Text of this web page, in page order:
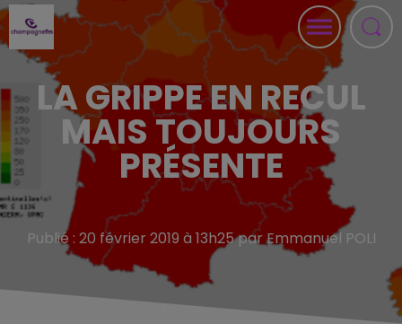
LA GRIPPE EN RECUL
MAIS TOUJOURS
PRÉSENTE
Publié : 20 février 2019 à 13h25 par Emmanuel POLI